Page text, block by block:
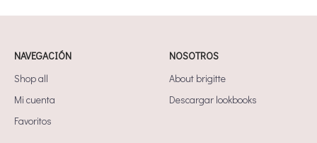
NAVEGACIÓN
Shop all
Mi cuenta
Favoritos
NOSOTROS
About brigitte
Descargar lookbooks